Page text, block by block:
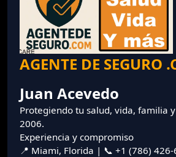
AGENTE DE SEGURO
Juan Acevedo
Protegiendo tu salud, vida, familia
2006.
Experiencia y compromiso
📍 Miami, Florida | 📞 +1 (786) 426-